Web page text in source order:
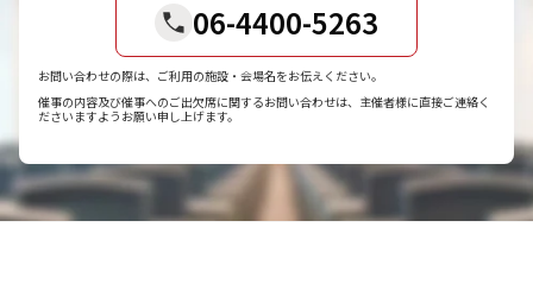
06-4400-5263
お問い合わせの際は、ご利用の施設・会場名をお伝えください。
催事の内容及び催事へのご出欠席に関するお問い合わせは、主催者様に直接ご連絡く
ださいますようお願い申し上げます。